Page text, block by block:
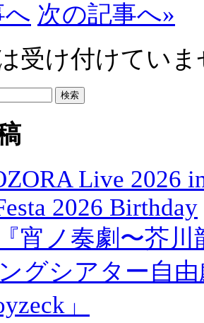
へ 次の記事へ»
受け付けてい
Live 2026
2026 Birthday
宵ノ奏劇〜芥
グシアター自
」